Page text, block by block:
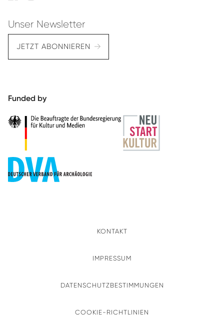
Unser Newsletter
JETZT ABONNIEREN
Funded by
KONTAKT
IMPRESSUM
DATENSCHUTZBESTIMMUNGEN
COOKIE-RICHTLINIEN